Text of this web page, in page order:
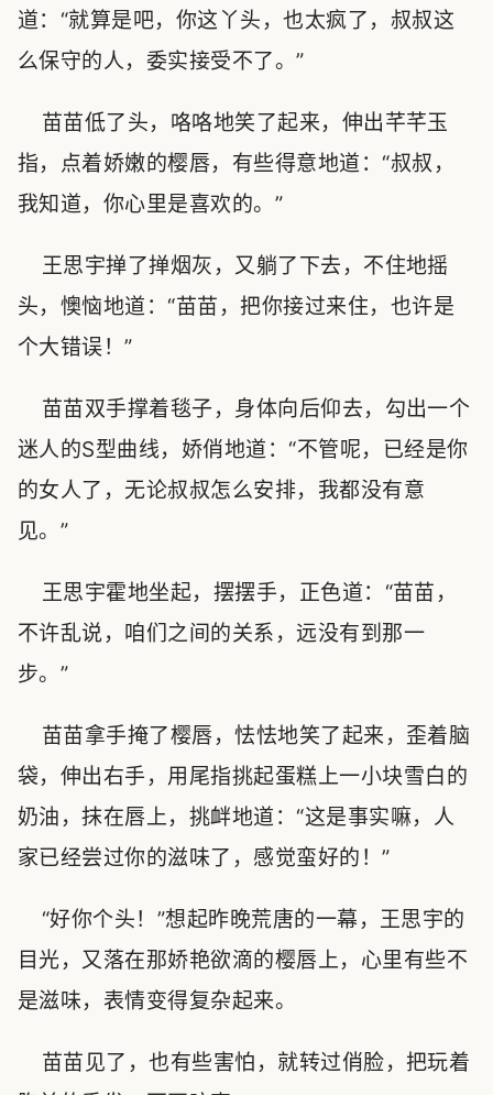
道：“就算是吧，你这丫头，也太疯了，叔叔这
么保守的人，委实接受不了。”
苗苗低了头，咯咯地笑了起来，伸出芊芊玉
指，点着娇嫩的樱唇，有些得意地道：“叔叔，
我知道，你心里是喜欢的。”
王思宇掸了掸烟灰，又躺了下去，不住地摇
头，懊恼地道：“苗苗，把你接过来住，也许是
个大错误！”
苗苗双手撑着毯子，身体向后仰去，勾出一个
迷人的S型曲线，娇俏地道：“不管呢，已经是你
的女人了，无论叔叔怎么安排，我都没有意
见。”
王思宇霍地坐起，摆摆手，正色道：“苗苗，
不许乱说，咱们之间的关系，远没有到那一
步。”
苗苗拿手掩了樱唇，怯怯地笑了起来，歪着脑
袋，伸出右手，用尾指挑起蛋糕上一小块雪白的
奶油，抹在唇上，挑衅地道：“这是事实嘛，人
家已经尝过你的滋味了，感觉蛮好的！”
“好你个头！”想起昨晚荒唐的一幕，王思宇的
目光，又落在那娇艳欲滴的樱唇上，心里有些不
是滋味，表情变得复杂起来。
苗苗见了，也有些害怕，就转过俏脸，把玩着